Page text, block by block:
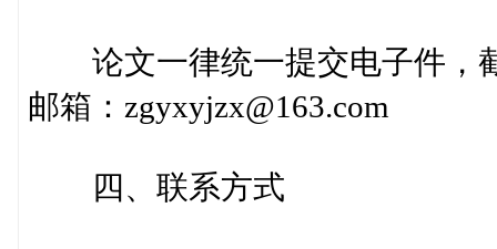
论文一律统一提交电子件，截
邮箱：zgyxyjzx@163.com
四、联系方式